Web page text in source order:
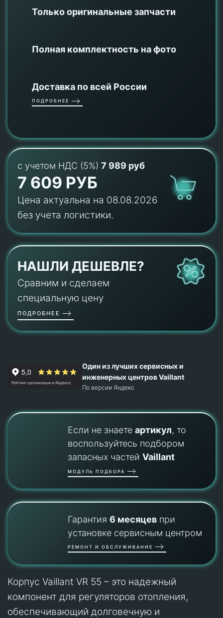
Только оригинальные запчасти
Полная комплектность на фото
Доставка по всей России
ПОДРОБНЕЕ
с учетом НДС (5%) 7 989 руб
7 609 РУБ
Цена актуальна на 08.08.2026
без учета логистики.
НАШЛИ ДЕШЕВЛЕ?
Сравним и сделаем
специальную цену
ПОДРОБНЕЕ
Один из лучших сервисных и
инженерных центров Vaillant
По версии Яндекс
Если не знаете артикул, то
воспользуйтесь подбором
запасных частей Vaillant
МОДУЛЬ ПОДБОРА
Гарантия 6 месяцевпри
установке сервисным центром
РЕМОНТ И ОБСЛУЖИВАНИЕ
Корпус Vaillant VR 55 – это надежный
компонент для регуляторов отопления,
обеспечивающий долговечную и